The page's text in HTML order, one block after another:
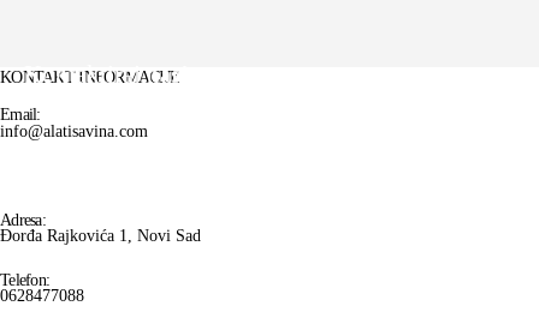
Kontaktiraj nas!
KONTAKT INFORMACIJE
Email:
info@alatisavina.com
Adresa:
Đorđa Rajkovića 1, Novi Sad
Telefon:
0628477088